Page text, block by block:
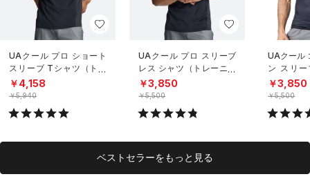
UAクール プロ ショート
スリーブ Tシャツ（トレ
ーニング/MEN）
￥4,158
￥5,940
UAクール プロ スリーブ
レス シャツ（トレーニン
グ/MEN）
￥3,850
￥5,500
UAクール
ン スリ
（トレー
￥3,850
￥5,500
ベストセラーをもっと見る